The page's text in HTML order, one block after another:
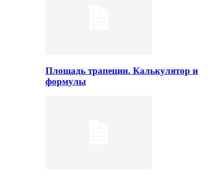
Площадь трапеции. Калькулятор и
формулы